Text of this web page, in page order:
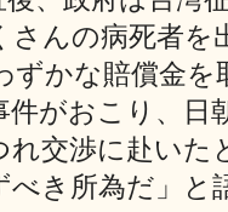
さんの病死者を
ずかな賠償金を
がおこり、日
交渉に赴いた
き所為だ」と